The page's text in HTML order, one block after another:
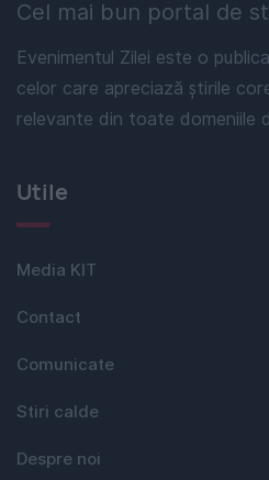
Cel mai bun portal de
Evenimentul Zilei este o
celor care apreciază știrile
relevante din toate domeniile
Utile
Media KIT
Contact
Comunicate
Stiri calde
Despre noi